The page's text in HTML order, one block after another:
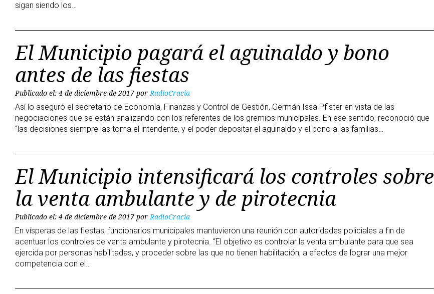
sigan siendo los…
El Municipio pagará el aguinaldo y bono
antes de las fiestas
Publicado el: 4 de diciembre de 2017 porRadioCracia
Así lo aseguró el secretario de Economía, Finanzas y Control de Gestión, Germán Issa Pfister en vista de las
negociaciones que se están analizando con los referentes de los gremios municipales. En ese sentido, reconoció que
“las decisiones siempre las toma el intendente, y el poder depositar el aguinaldo y el bono a las familias…
El Municipio intensificará los controles sobre
la venta ambulante y de pirotecnia
Publicado el: 4 de diciembre de 2017 por RadioCracia
En vísperas de las fiestas, funcionarios municipales mantuvieron una reunión con autoridades policiales a fin de
acentuar los controles de venta ambulante y pirotecnia. “El objetivo es controlar la venta ambulante para que sea
ejercida por personas habilitadas, y proceder sobre las que no tienen habilitación, a efectos de lograr una mejor
competencia con el…